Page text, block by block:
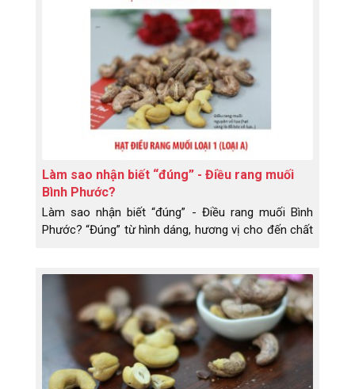
có dám nói với bạn là đồ bạn biếu tặng dỡ quá
không? Không hề, không hề nói. Trong vấn đề này
bạn không cố ý, nhưng...
Làm sao nhận biết “đúng” - Điều rang muối
Bình Phước?
Làm sao nhận biết “đúng” - Điều rang muối Bình
Phước? “Đúng” từ hình dáng, hương vị cho đến chất